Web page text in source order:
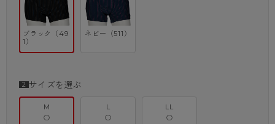
ブラック（49
1）
ネビー（511）
サイズを選ぶ
M
○
L
○
LL
○